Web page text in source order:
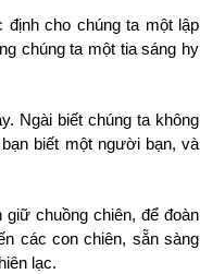
cho chúng ta một lập
chúng ta một tia sáng hy
Ngài biết chúng ta không
biết một người bạn, và
chuồng chiên, để đoàn
các con chiên, sẵn sàng
lạc.